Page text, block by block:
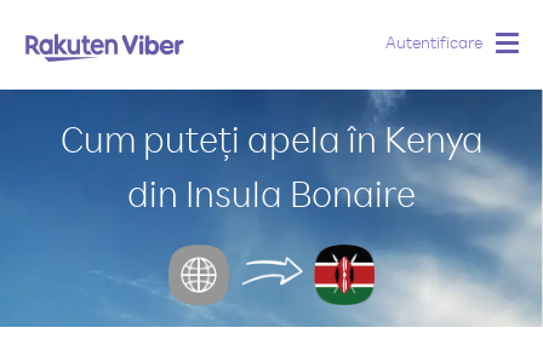
Autentificare
Cum puteți apela în Kenya
din Insula Bonaire